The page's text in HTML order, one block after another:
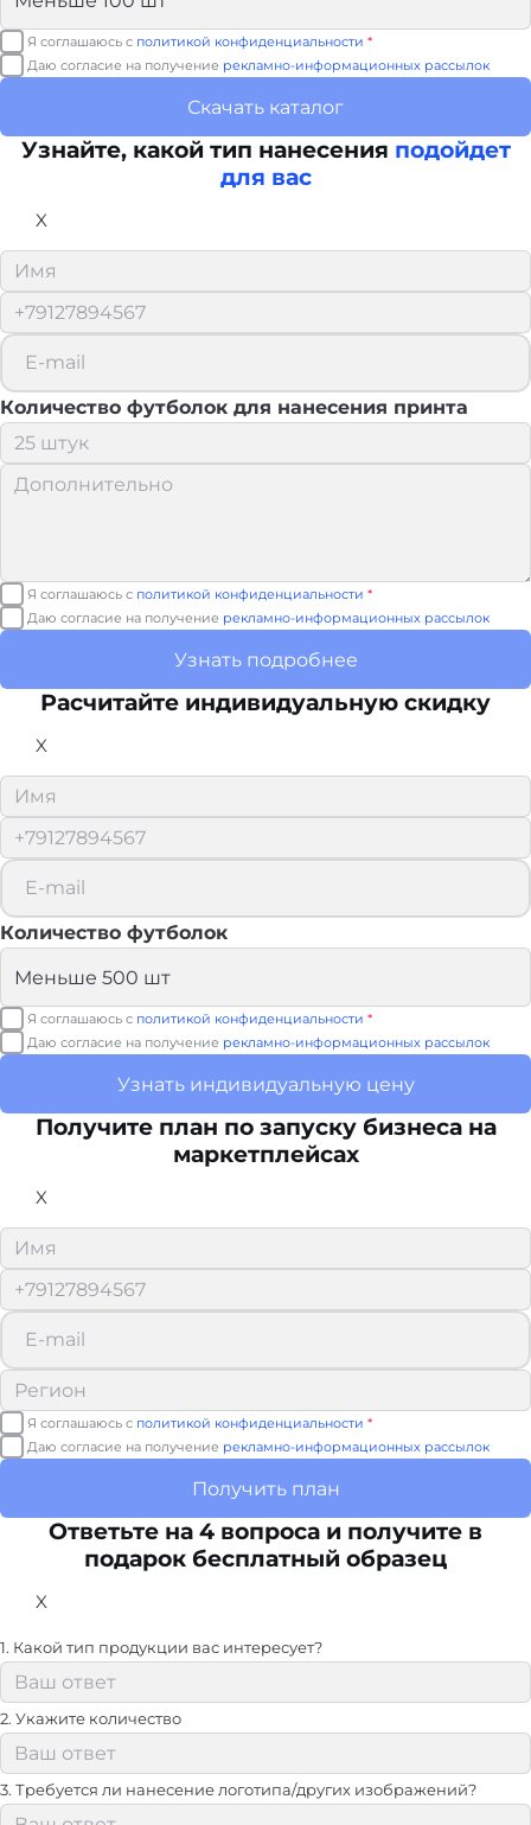
Я соглашаюсь с политикой конфиденциальности *
Даю согласие на получение рекламно-информационных рассылок
Скачать каталог
Узнайте, какой тип нанесения подойдет
для вас
X
Количество футболок для нанесения принта
Я соглашаюсь с политикой конфиденциальности *
Даю согласие на получение рекламно-информационных рассылок
Узнать подробнее
Расчитайте индивидуальную скидку
X
Количество футболок
Я соглашаюсь с политикой конфиденциальности *
Даю согласие на получение рекламно-информационных рассылок
Узнать индивидуальную цену
Получите план по запуску бизнеса на
маркетплейсах
X
Я соглашаюсь с политикой конфиденциальности *
Даю согласие на получение рекламно-информационных рассылок
Получить план
Ответьте на 4 вопроса и получите в
подарок бесплатный образец
X
1. Какой тип продукции вас интересует?
2. Укажите количество
3. Требуется ли нанесение логотипа/других изображений?